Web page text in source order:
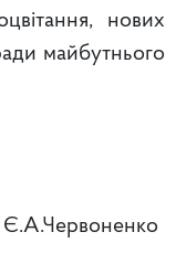
нових
майбутнього
Є.А.Червоненко